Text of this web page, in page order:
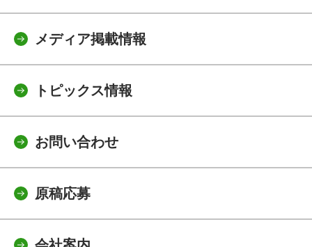
メディア掲載情報
トピックス情報
お問い合わせ
原稿応募